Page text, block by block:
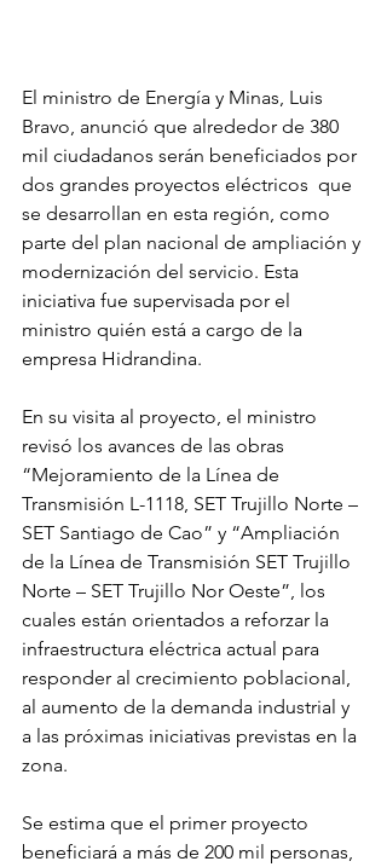
El ministro de Energía y Minas, Luis
Bravo, anunció que alrededor de 380
mil ciudadanos serán beneficiados por
dos grandes proyectos eléctricos  que
se desarrollan en esta región, como
parte del plan nacional de ampliación y
modernización del servicio. Esta
iniciativa fue supervisada por el
ministro quién está a cargo de la
empresa Hidrandina.
En su visita al proyecto, el ministro
revisó los avances de las obras
“Mejoramiento de la Línea de
Transmisión L-1118, SET Trujillo Norte –
SET Santiago de Cao” y “Ampliación
de la Línea de Transmisión SET Trujillo
Norte – SET Trujillo Nor Oeste”, los
cuales están orientados a reforzar la
infraestructura eléctrica actual para
responder al crecimiento poblacional,
al aumento de la demanda industrial y
a las próximas iniciativas previstas en la
zona.
Se estima que el primer proyecto
beneficiará a más de 200 mil personas,